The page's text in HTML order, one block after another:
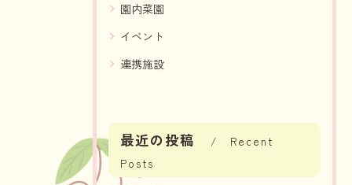
園内菜園
イベント
連携施設
最近の投稿
Recent
Posts